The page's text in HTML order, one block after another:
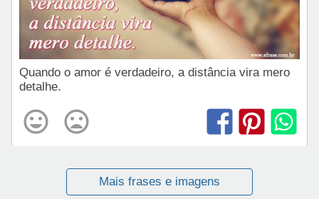
Quando o amor é verdadeiro, a distância vira mero
detalhe.
Mais frases e imagens